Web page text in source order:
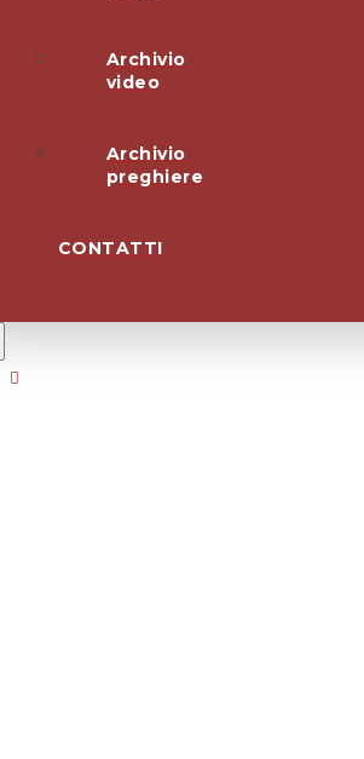
Archivio
video
Archivio
preghiere
CONTATTI